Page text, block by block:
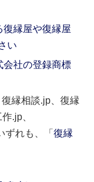
復縁屋や復縁屋
い
会社の登録商標
縁相談.jp、復縁
.jp、
ずれも、「復縁